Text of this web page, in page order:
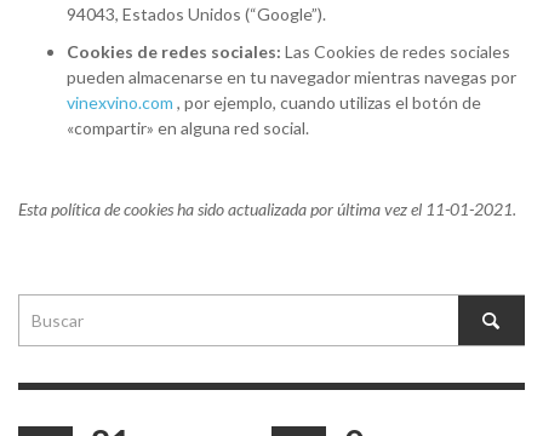
94043, Estados Unidos (“Google”).
Cookies de redes sociales: Las Cookies de redes sociales
pueden almacenarse en tu navegador mientras navegas por
vinexvino.com , por ejemplo, cuando utilizas el botón de
«compartir» en alguna red social.
Esta política de cookies ha sido actualizada por última vez el 11-01-2021.